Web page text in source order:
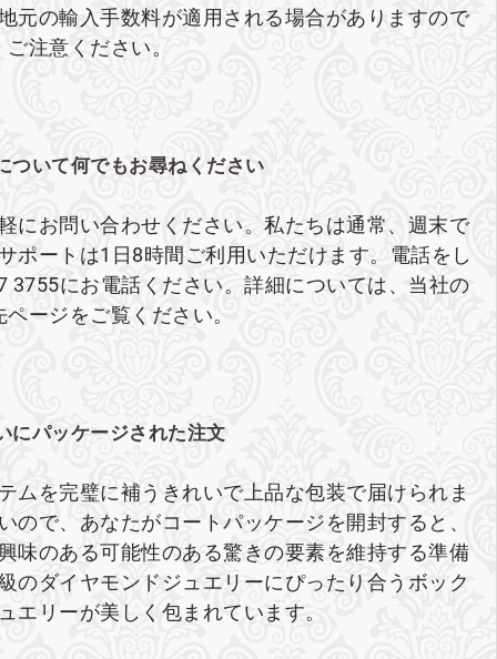
元の輸入手数料が適用される場合がありますので
ご注意ください。
ついて何でもお尋ねください
にお問い合わせください。私たちは通常、週末で
ポートは1日8時間ご利用いただけます。電話をし
3755にお電話ください。詳細については、当社の
ページをご覧ください。
にパッケージされた注文
ムを完璧に補うきれいで上品な包装で届けられま
ので、あなたがコートパッケージを開封すると、
味のある可能性のある驚きの要素を維持する準備
のダイヤモンドジュエリーにぴったり合うボック
エリーが美しく包まれています。